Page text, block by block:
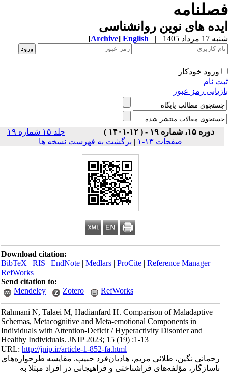
های نوین روانشناسی
مرداد 1405 |
English
[Archive]
ورود خودکار
نام
رمز عبور
دوره ۱۵، شماره ۱۹ - ( ۱۲-۱۴۰۱ )
جلد ۱۵ شماره ۱۹
صفحات ۱۳-۱
| برگشت به فهرست نسخه ها
Download citation:
BibTeX|RIS|EndNote|Medlars|ProCite|Reference Manager
RefWorks
Send citation to:
Mendeley
Zotero RefWorks
Rahmani N, Talaei M, Hadianfard H. Comparison of Maladaptive
Schemas, Metacognitive and Meta-emotional Components in
Individuals with Attention-Deficit / Hyperactivity Disorder and
Healthy Individuals. JNIP 2023; 15 (19) :1-13
URL:http://jnip.ir/article-1-852-fa.html
رحمانی نگین، طلائی مریم، هادیان‌فرد حبیب. مقایسه طرحواره‌های
ناسازگار، مؤلفه‌های فراشناختی و فراهیجانی در افراد مبتلا به